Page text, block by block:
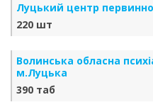
Луцький центр
220 шт
Волинська обласна
м.Луцька
390 таб